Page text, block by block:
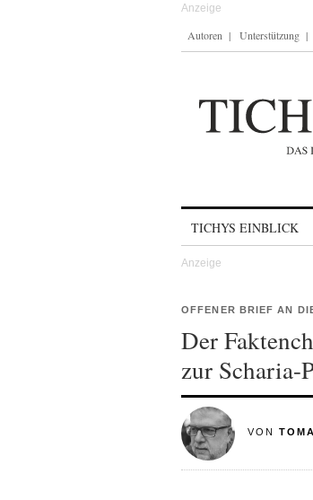
Autoren Unterstützung
TICHYS EINBLICK
OFFENER BRIEF AN
Der
zur Scharia-
VON